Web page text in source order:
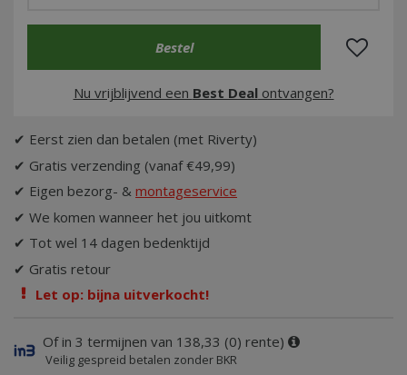
Nu vrijblijvend een Best Dealontvangen?
✔ Eerst zien dan betalen (met Riverty)
✔ Gratis verzending (vanaf €49,99)
✔ Eigen bezorg- & montageservice
✔ We komen wanneer het jou uitkomt
✔ Tot wel 14 dagen bedenktijd
✔ Gratis retour
Let op: bijna uitverkocht!
Of in 3 termijnen van 138,33 (0) rente)
Veilig gespreid betalen zonder BKR